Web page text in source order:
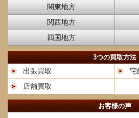
関東地方
関西地方
四国地方
3つの買取方法
出張買取
宅
店舗買取
お客様の声